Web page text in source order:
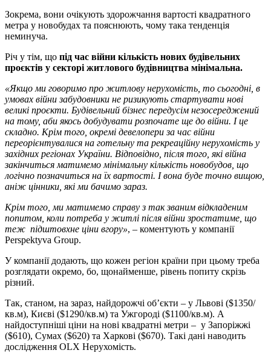
Зокрема, вони очікують здорожчання вартості квадратного
метра у новобудах та пояснюють, чому така тенденція
неминуча.
Річ у тім, що під час війни кількість нових будівельних
проєктів у секторі житлового будівництва мінімальна.
«Якщо ми говоримо про житлову нерухомість, то сьогодні, в
умовах війни забудовники не ризикують стартувати нові
великі проєкти. Будівельний бізнес передусім незосереджений
на тому, аби якось добудувати розпочате ще до війни. І це
складно. Крім того, окремі девелопери за час війни
переорієнтувалися на готельну та рекреаційну нерухомість у
західних регіонах України. Відповідно, після того, які війна
закінчиться матимемо мінімальну кількість новобудов, що
логічно позначиться на їх вартості. І вона буде точно вищою,
аніж цінники, які ми бачимо зараз.
Крім того, ми матимемо справу з так званим відкладеним
попитом, коли потреба у житлі після війни зростатиме, що
теж підштовхне ціни вгору», – коментують у компанії
Perspektуva Group.
У компанії додають, що кожен регіон країни при цьому треба
розглядати окремо, бо, щонайменше, рівень попиту скрізь
різний.
Так, станом, на зараз, найдорожчі об’єкти – у Львові ($1350/
кв.м), Києві ($1290/кв.м) та Ужгороді ($1100/кв.м). А
найдоступніші ціни на нові квадратні метри – у Запоріжжі
($610), Сумах ($620) та Харкові ($670). Такі дані наводить
дослідження OLX Нерухомість.